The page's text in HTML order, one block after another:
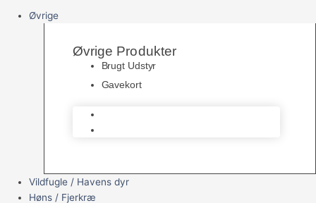
Øvrige
Øvrige Produkter
Brugt Udstyr
Gavekort
Vildfugle / Havens dyr
Høns / Fjerkræ